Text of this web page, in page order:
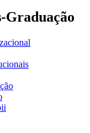
Graduação